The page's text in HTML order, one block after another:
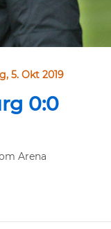
5. Okt 2019
0:0
Arena